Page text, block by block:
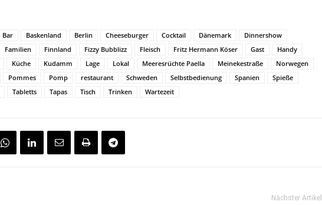
Bar Baskenland Berlin Cheeseburger Cocktail Dänemark
Dinnershow
Familien Finnland Fizzy Bubblizz Fleisch Fritz Hermann Köser Gast
Handy
Küche Kudamm Lage Lokal Meeresrüchte Paella Meinekestraße
Norwegen
Pommes Pomp restaurant Schweden Selbstbedienung Spanien
Spieße
Tabletts Tapas Tisch Trinken Wartezeit
Nächster Artikel